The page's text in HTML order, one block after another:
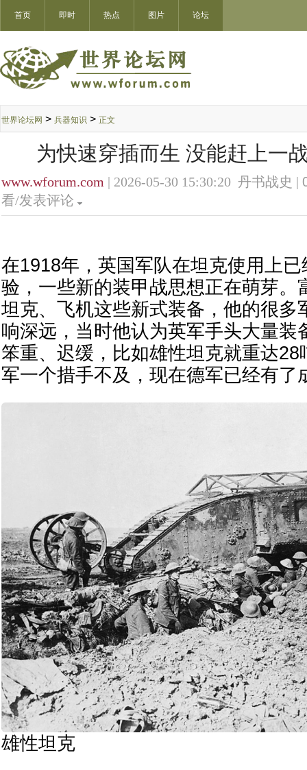
首页 即时 热点 图片 论坛
世界论坛网 > 兵器知识 > 正文
为快速穿插而生 没能赶上一
www.wforum.com | 2026-05-30 15:30:20 丹书战史 |
看/发表评论
在1918年，英国军队在坦克使用上
验，一些新的装甲战思想正在萌芽。
坦克、飞机这些新式装备，他的很多
响深远，当时他认为英军手头大量装
笨重、迟缓，比如雄性坦克就重达28
军一个措手不及，现在德军已经有了
雄性坦克